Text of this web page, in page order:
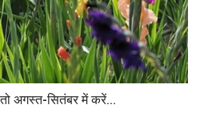
अगस्त-सितंबर में करें...